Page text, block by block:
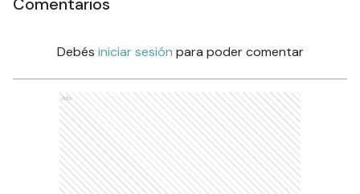
Debés iniciar sesión para poder comentar
Ads